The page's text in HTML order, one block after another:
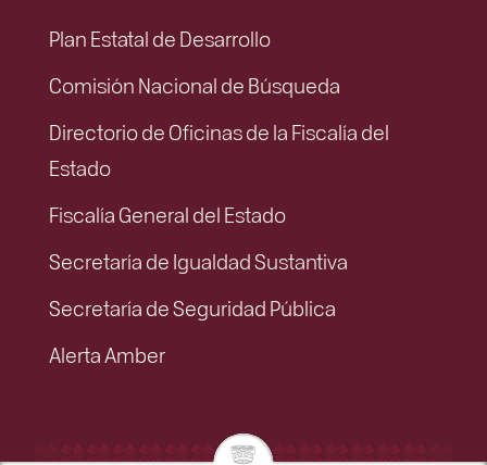
Plan Estatal de Desarrollo
Comisión Nacional de Búsqueda
Directorio de Oficinas de la Fiscalía del
Estado
Fiscalía General del Estado
Secretaría de Igualdad Sustantiva
Secretaría de Seguridad Pública
Alerta Amber